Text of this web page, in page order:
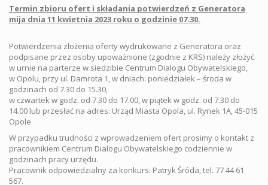
Termin zbioru ofert i składania potwierdzeń z Generatora
mija dnia 11 kwietnia 2023 roku o godzinie 07.30.
Potwierdzenia złożenia oferty wydrukowane z Generatora oraz
podpisane przez osoby upoważnione (zgodnie z KRS) należy złożyć
w urnie na parterze w siedzibie Centrum Dialogu Obywatelskiego,
w Opolu, przy ul. Damrota 1, w dniach: poniedziałek – środa w
godzinach od 7.30 do 15.30,
w czwartek w godz. od 7.30 do 17.00, w piątek w godz. od 7.30 do
14.00 lub przesłać na adres: Urząd Miasta Opola, ul. Rynek 1A, 45-015
Opole
W przypadku trudności z wprowadzeniem ofert prosimy o kontakt z
pracownikiem Centrum Dialogu Obywatelskiego codziennie w
godzinach pracy urzędu.
Pracownik odpowiedzialny za konkurs: Patryk Śróda, tel. 77 44 61
567.